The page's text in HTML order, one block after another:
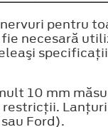
pentru
necesară
10 mm
restricţii.
Ford).